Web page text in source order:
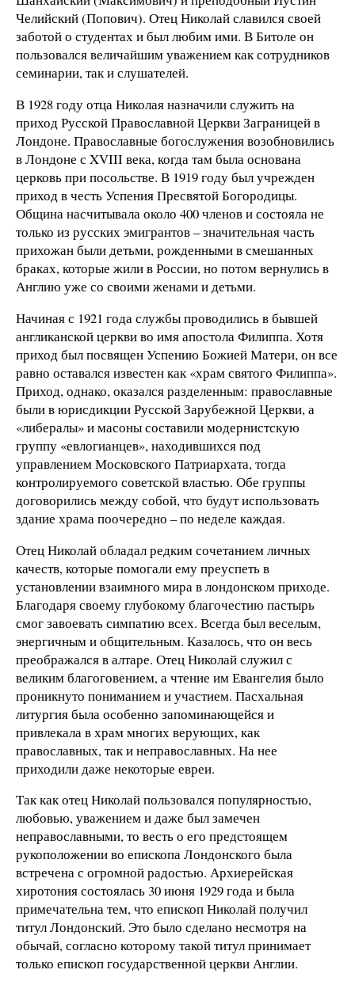
Челийский (Попович). Отец Николай славился своей
заботой о студентах и был любим ими. В Битоле он
пользовался величайшим уважением как сотрудников
семинарии, так и слушателей.
В 1928 году отца Николая назначили служить на
приход Русской Православной Церкви Заграницей в
Лондоне. Православные богослужения возобновились
в Лондоне с XVIII века, когда там была основана
церковь при посольстве. В 1919 году был учрежден
приход в честь Успения Пресвятой Богородицы.
Община насчитывала около 400 членов и состояла не
только из русских эмигрантов – значительная часть
прихожан были детьми, рожденными в смешанных
браках, которые жили в России, но потом вернулись в
Англию уже со своими женами и детьми.
Начиная с 1921 года службы проводились в бывшей
англиканской церкви во имя апостола Филиппа. Хотя
приход был посвящен Успению Божией Матери, он все
равно оставался известен как «храм святого Филиппа».
Приход, однако, оказался разделенным: православные
были в юрисдикции Русской Зарубежной Церкви, а
«либералы» и масоны составили модернистскую
группу «евлогианцев», находившихся под
управлением Московского Патриархата, тогда
контролируемого советской властью. Обе группы
договорились между собой, что будут использовать
здание храма поочередно – по неделе каждая.
Отец Николай обладал редким сочетанием личных
качеств, которые помогали ему преуспеть в
установлении взаимного мира в лондонском приходе.
Благодаря своему глубокому благочестию пастырь
смог завоевать симпатию всех. Всегда был веселым,
энергичным и общительным. Казалось, что он весь
преображался в алтаре. Отец Николай служил с
великим благоговением, а чтение им Евангелия было
проникнуто пониманием и участием. Пасхальная
литургия была особенно запоминающейся и
привлекала в храм многих верующих, как
православных, так и неправославных. На нее
приходили даже некоторые евреи.
Так как отец Николай пользовался популярностью,
любовью, уважением и даже был замечен
неправославными, то весть о его предстоящем
рукоположении во епископа Лондонского была
встречена с огромной радостью. Архиерейская
хиротония состоялась 30 июня 1929 года и была
примечательна тем, что епископ Николай получил
титул Лондонский. Это было сделано несмотря на
обычай, согласно которому такой титул принимает
только епископ государственной церкви Англии.